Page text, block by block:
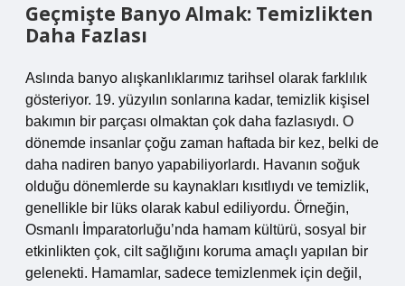
Geçmişte Banyo Almak: Temizlikten
Daha Fazlası
Aslında banyo alışkanlıklarımız tarihsel olarak farklılık
gösteriyor. 19. yüzyılın sonlarına kadar, temizlik kişisel
bakımın bir parçası olmaktan çok daha fazlasıydı. O
dönemde insanlar çoğu zaman haftada bir kez, belki de
daha nadiren banyo yapabiliyorlardı. Havanın soğuk
olduğu dönemlerde su kaynakları kısıtlıydı ve temizlik,
genellikle bir lüks olarak kabul ediliyordu. Örneğin,
Osmanlı İmparatorluğu’nda hamam kültürü, sosyal bir
etkinlikten çok, cilt sağlığını koruma amaçlı yapılan bir
gelenekti. Hamamlar, sadece temizlenmek için değil,